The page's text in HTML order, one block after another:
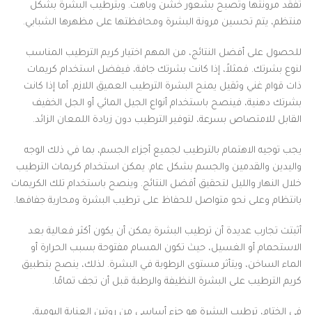
تفقد مرونتها وتصبح بشعور خشن وباهت. وبترطيب البشرة بشكل
منتظم، يتم تحسين مرونة البشرة ومحافظتها على مظهرها الشبابي.
للحصول على أفضل النتائج، من المهم اختيار كريم الترطيب المناسب
لنوع بشرتك. فمثلاً، إذا كانت بشرتك جافة، فيفضل استخدام كريمات
ذات قوام غني وثقيل يمنح البشرة الترطيب العميق اللازم. أما إذا كانت
بشرتك دهنية، فينصح باستخدام أنواع الجيل المائي أو الجل الخفيف
القابل للامتصاص بسرعة، لتوفير الترطيب دون زيادة اللمعان الزائد.
يجب توجيه الاهتمام بالترطيب لجميع أجزاء الجسم، بما في ذلك الوجه
واليدين والقدمين والجسم بشكل عام. يمكن استخدام كريمات الترطيب
خلال النهار والليل لتحقيق أفضل النتائج. وينصح باستخدام تلك الكريمات
بانتظام وعلى نحو متواصل للحفاظ على ترطيب البشرة ومحاربة جفافها.
أثبتت تجارب عديدة أن ترطيب البشرة يمكن أن يكون أكثر فعالية بعد
الاستحمام أو الغسيل، حيث تكون المسام مفتوحة بسبب الحرارة أو
الماء الساخن، ويتأثر مستوى الرطوبة في البشرة. لذلك، ينصح بتطبيق
كريم الترطيب على البشرة النظيفة والرطبة قبل أن تجف تمامًا.
في الختام، ترطيب البشرة هو جزء أساسي من روتين العناية اليومية،